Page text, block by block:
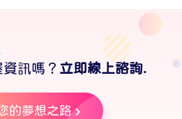
訊嗎？ 立即線上諮詢.
的夢想之路